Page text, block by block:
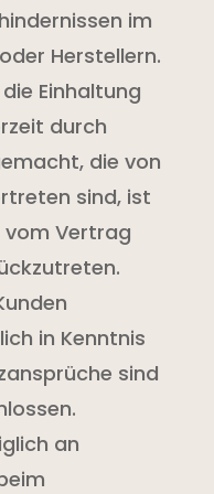
im
Herstellern.
Einhaltung
durch
die von
sind, ist
Vertrag
in Kenntnis
sind
an